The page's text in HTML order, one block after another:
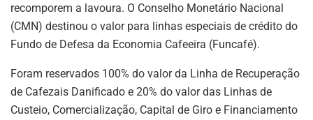
recomporem a lavoura. O Conselho Monetário Nacional
(CMN) destinou o valor para linhas especiais de crédito do
Fundo de Defesa da Economia Cafeeira (Funcafé).
Foram reservados 100% do valor da Linha de Recuperação
de Cafezais Danificado e 20% do valor das Linhas de
Custeio, Comercialização, Capital de Giro e Financiamento